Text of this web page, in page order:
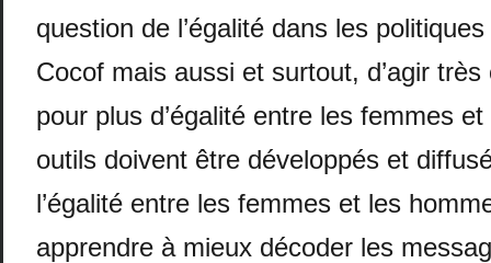
question de l’égalité dans les
Cocof mais aussi et surtout, d’agir
pour plus d’égalité entre les femmes
outils doivent être développés et
l’égalité entre les femmes et les
apprendre à mieux décoder les